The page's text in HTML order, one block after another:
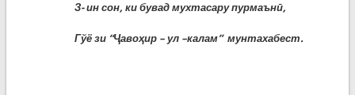
З- ин сон, ки бувад мухтасару пурмаънӣ,
Гўё зи “Ҷавоҳир – ул –калам” мунтахабест.